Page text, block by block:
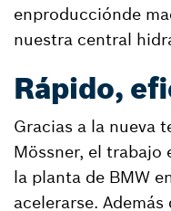
enproducciónde
nuestra central
Rápido,
Gracias a la nueva
Mössner, el trabajo
la planta de BMW
acelerarse.